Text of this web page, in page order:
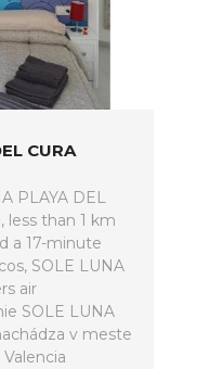
CURA
PLAYA DEL
less than 1 km
a 17-minute
SOLE LUNA
air
SOLE LUNA
v meste